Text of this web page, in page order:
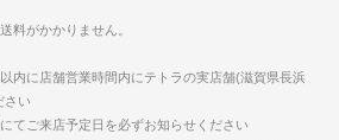
料がかかりません。
内に店舗営業時間内にテトラの実店舗(滋賀県長浜
さい
てご来店予定日を必ずお知らせください